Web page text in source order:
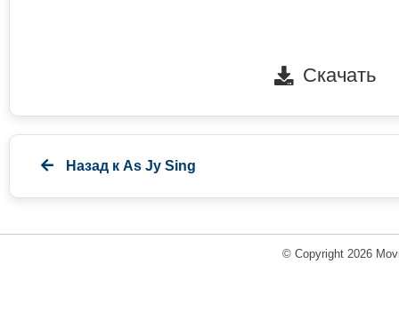
Скачать
Назад к As Jy Sing
© Copyright 2026